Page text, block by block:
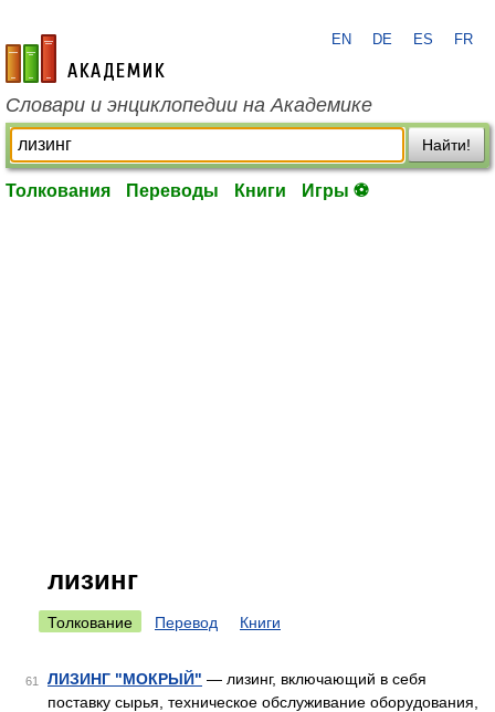
academic.ru
EN DE ES FR
Словари и энциклопедии на Академике
Найти!
Толкования Переводы Книги Игры ⚽
лизинг
Толкование Перевод Книги
61 ЛИЗИНГ "МОКРЫЙ" — лизинг, включающий в себя
поставку сырья, техническое обслуживание оборудования,